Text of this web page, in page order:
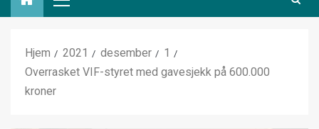
Hjem 2021 desember
1
Overrasket VIF-styret med gavesjekk på 600.000
kroner